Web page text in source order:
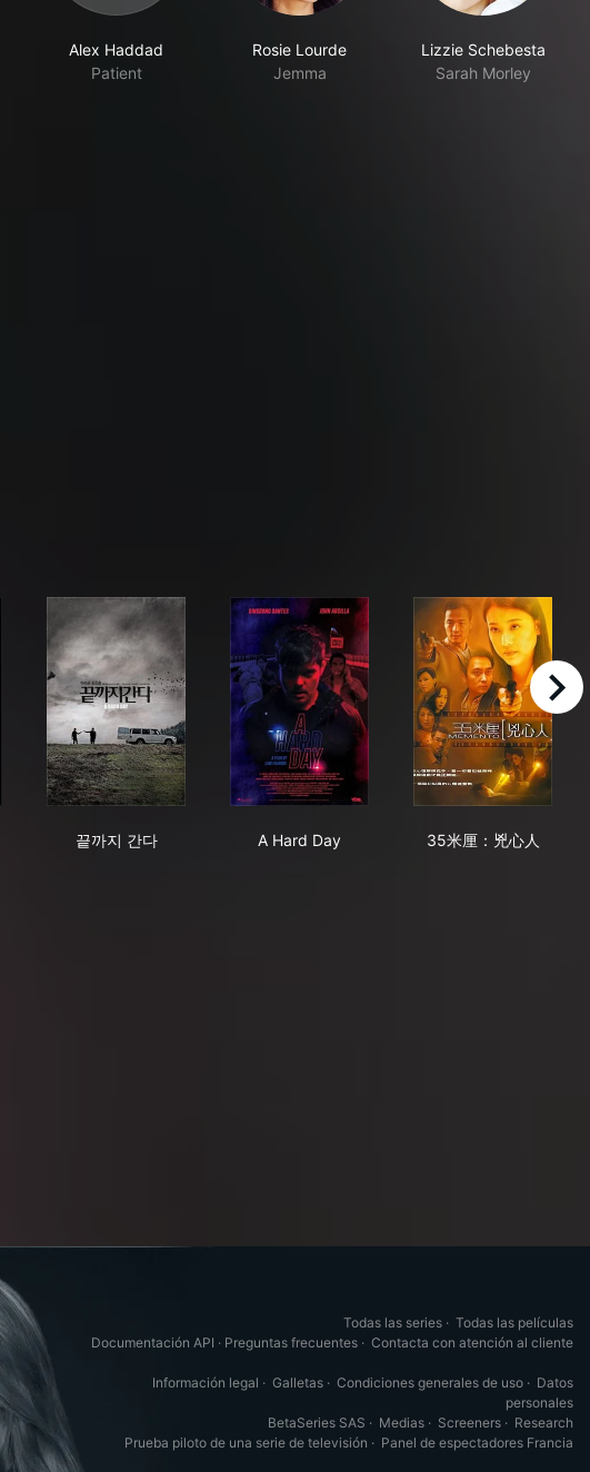
Alex Haddad
Patient
Rosie Lourde
Jemma
Lizzie Schebesta
Sarah Morley
끝까지 간다
A Hard Day
35米厘：兇心人
right
Todas las series · Todas las películas
Documentación API · Preguntas frecuentes · Contacta con atención al cliente
Información legal · Galletas · Condiciones generales de uso · Datos
personales
BetaSeries SAS · Medias · Screeners · Research
Prueba piloto de una serie de televisión · Panel de espectadores Francia